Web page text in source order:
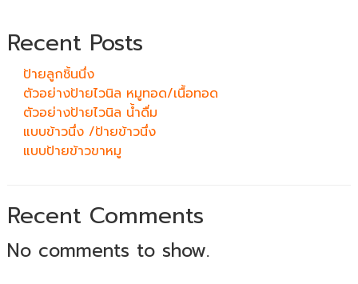
Recent Posts
ป้ายลูกชิ้นนึ่ง
ตัวอย่างป้ายไวนิล หมูทอด/เนื้อทอด
ตัวอย่างป้ายไวนิล น้ำดื่ม
แบบข้าวนึ่ง /ป้ายข้าวนึ่ง
แบบป้ายข้าวขาหมู
Recent Comments
No comments to show.